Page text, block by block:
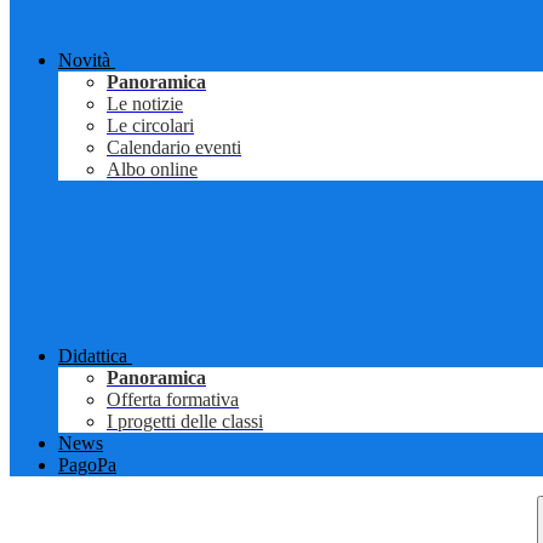
Novità
Panoramica
Le notizie
Le circolari
Calendario eventi
Albo online
Didattica
Panoramica
Offerta formativa
I progetti delle classi
News
PagoPa